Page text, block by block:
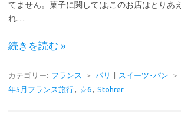
てません。菓子に関しては,このお店はとりあ
れ…
続きを読む »
カテゴリー: フランス ＞ パリ スイーツ･パン ＞
年5月フランス旅行, ☆6, Stohrer